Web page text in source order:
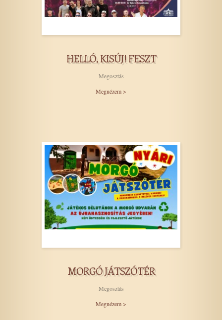
HELLÓ, KISÚJ! FESZT
Megosztás
Megnézem >
MORGÓ JÁTSZÓTÉR
Megosztás
Megnézem >